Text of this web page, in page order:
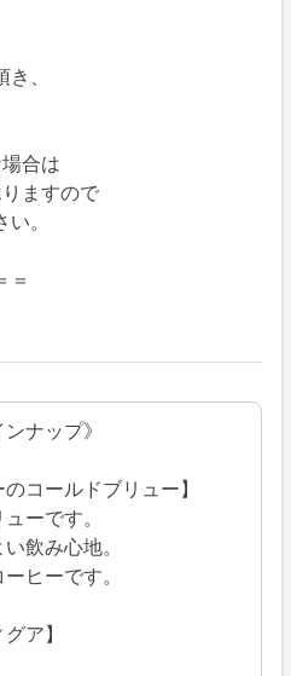
、
合は
ますので
。
＝
ナップ》
コールドブリュー】
ーです。
飲み心地。
ヒーです。
ア】